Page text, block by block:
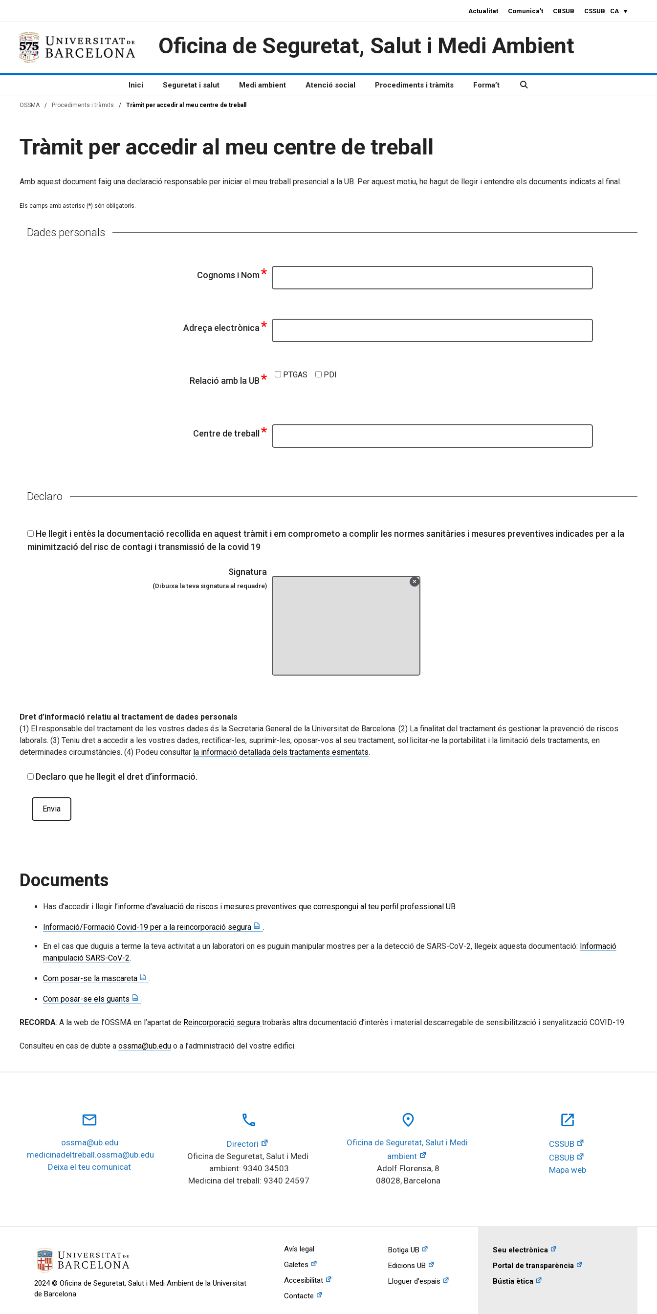
CA
Actualitat Comunica’t CBSUB CSSUB
Oficina de Seguretat, Salut i Medi Ambient
Inici Seguretat i salut Medi ambient Atenció social Procediments i tràmits Forma’t
OSSMA / Procediments i tràmits / Tràmit per accedir al meu centre de treball
Tràmit per accedir al meu centre de treball
Amb aquest document faig una declaració responsable per iniciar el meu treball presencial a la UB. Per aquest motiu, he hagut de llegir i entendre els documents indicats al final.
Els camps amb asterisc (*) són obligatoris.
Dades personals
Cognoms i Nom*
Adreça electrònica*
Relació amb la UB* PTGAS PDI
Centre de treball*
Declaro
He llegit i entès la documentació recollida en aquest tràmit i em comprometo a complir les normes sanitàries i mesures preventives indicades per a la
minimització del risc de contagi i transmissió de la covid 19
Signatura
(Dibuixa la teva signatura al requadre)
Dret d’informació relatiu al tractament de dades personals
(1) El responsable del tractament de les vostres dades és la Secretaria General de la Universitat de Barcelona. (2) La finalitat del tractament és gestionar la prevenció de riscos
laborals. (3) Teniu dret a accedir a les vostres dades, rectificar-les, suprimir-les, oposar-vos al seu tractament, sol·licitar-ne la portabilitat i la limitació dels tractaments, en
determinades circumstàncies. (4) Podeu consultar la informació detallada dels tractaments esmentats.
Declaro que he llegit el dret d’informació.
Documents
Has d’accedir i llegir l’informe d’avaluació de riscos i mesures preventives que correspongui al teu perfil professional UB
Informació/Formació Covid-19 per a la reincorporació segura .
En el cas que duguis a terme la teva activitat a un laboratori on es puguin manipular mostres per a la detecció de SARS-CoV-2, llegeix aquesta documentació: Informació
manipulació SARS-CoV-2.
Com posar-se la mascareta .
Com posar-se els guants .
RECORDA: A la web de l’OSSMA en l’apartat de Reincorporació segura trobaràs altra documentació d’interès i material descarregable de sensibilització i senyalització COVID-19.
Consulteu en cas de dubte a ossma@ub.edu o a l’administració del vostre edifici.
mail_outline
ossma@ub.edu
medicinadeltreball.ossma@ub.edu
Deixa el teu comunicat
local_phone
Directori
Oficina de Seguretat, Salut i Medi
ambient: 9340 34503
Medicina del treball: 9340 24597
place
Oficina de Seguretat, Salut i Medi
ambient
Adolf Florensa, 8
08028, Barcelona
open_in_new
CSSUB
CBSUB
Mapa web
2024 © Oficina de Seguretat, Salut i Medi Ambient de la Universitat
de Barcelona
Avís legal
Galetes
Accesibilitat
Contacte
Botiga UB
Edicions UB
Lloguer d'espais
Seu electrònica
Portal de transparència
Bústia ètica